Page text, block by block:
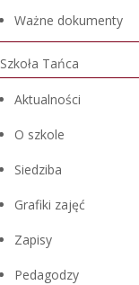
Ważne dokumenty
Szkoła Tańca
Aktualności
O szkole
Siedziba
Grafiki zajęć
Zapisy
Pedagodzy